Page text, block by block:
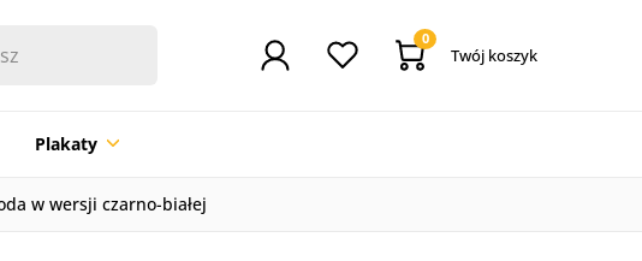
0
Twój koszyk
Plakaty
w wersji czarno-białej